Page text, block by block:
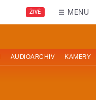
ŽIVĚ MENU
AUDIOARCHIV KAMERY